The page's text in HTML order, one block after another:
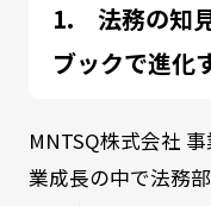
法務の知
ブックで進化
MNTSQ株式会社
業成長の中で法務